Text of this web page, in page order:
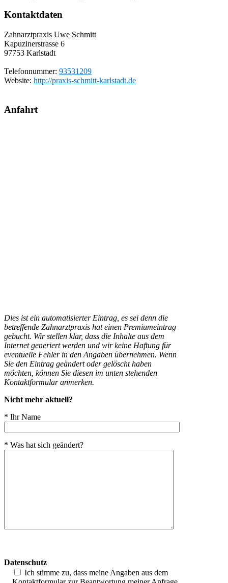
Kontaktdaten
Zahnarztpraxis Uwe Schmitt
Kapuzinerstrasse 6
97753 Karlstadt
Telefonnummer: 93531209
Website: http://praxis-schmitt-karlstadt.de
Anfahrt
Dies ist ein automatisierter Eintrag, es sei denn die
betreffende Zahnarztpraxis hat einen Premiumeintrag
gebucht. Wir stellen klar, dass die Inhalte aus dem
Internet generiert werden und wir keine Haftung für
eventuelle Fehler in den Angaben übernehmen. Wenn
Sie den Eintrag geändert oder gelöscht haben
möchten, können Sie diesen im unten stehenden
Kontaktformular anmerken.
Nicht mehr aktuell?
* Ihr Name
* Was hat sich geändert?
dieses
Feld
Datenschutz
Ich stimme zu, dass meine Angaben aus dem